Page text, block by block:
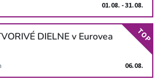
01.08. - 31.08.
DIELNE v Eurovea
06.08.
TOP